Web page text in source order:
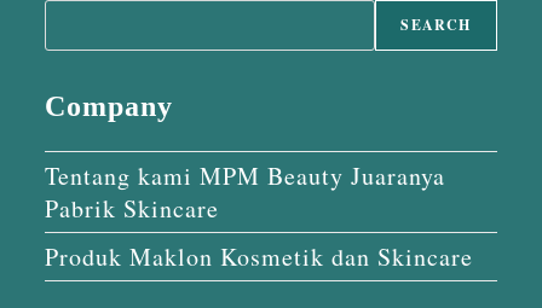
SEARCH
Company
Tentang kami MPM Beauty Juaranya
Pabrik Skincare
Produk Maklon Kosmetik dan Skincare